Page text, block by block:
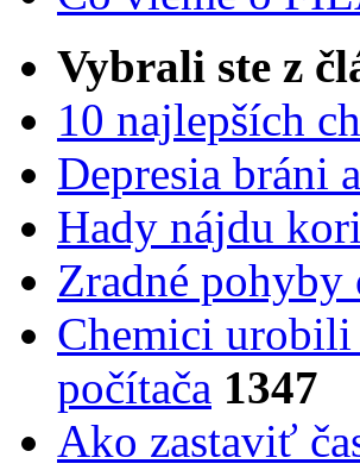
Vybrali ste z
10 najlepších
Depresia bráni
Hady nájdu
Zradné
Chemici
počítača 1347
Ako zastaviť